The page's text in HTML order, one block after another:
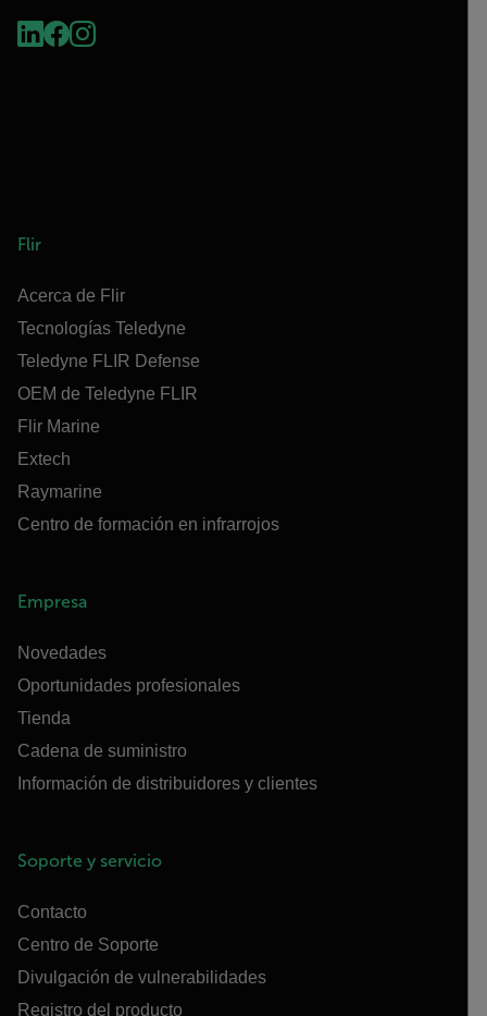
Flir
Acerca de Flir
Tecnologías Teledyne
Teledyne FLIR Defense
OEM de Teledyne FLIR
Flir Marine
Extech
Raymarine
Centro de formación en infrarrojos
Empresa
Novedades
Oportunidades profesionales
Tienda
Cadena de suministro
Información de distribuidores y clientes
Soporte y servicio
Contacto
Centro de Soporte
Divulgación de vulnerabilidades
Registro del producto